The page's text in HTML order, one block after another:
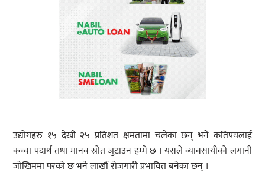
उद्योगहरु १५ देखी २५ प्रतिशत क्षमतामा चलेका छन् भने कतिपयलाई
कच्चा पदार्थ तथा मानव स्रोत जुटाउन हम्मे छ । यसले व्यावसायीको लगानी
जोखिममा परको छ भने लाखौं रोजगारी प्रभावित बनेका छन् ।